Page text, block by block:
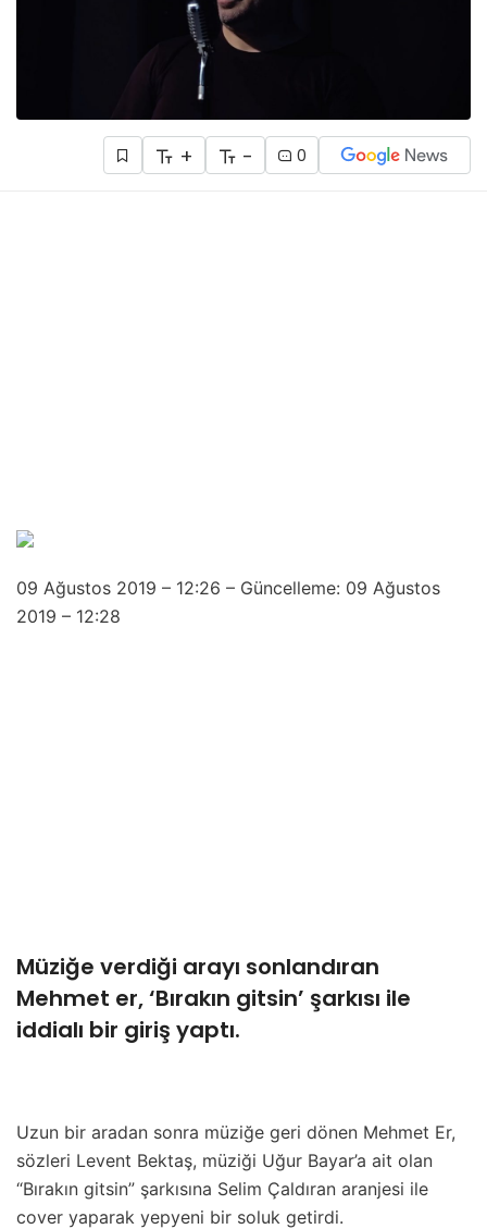
+ - 0
09 Ağustos 2019 – 12:26 – Güncelleme: 09 Ağustos
2019 – 12:28
Müziğe verdiği arayı sonlandıran
Mehmet er, ‘Bırakın gitsin’ şarkısı ile
iddialı bir giriş yaptı.
Uzun bir aradan sonra müziğe geri dönen Mehmet Er,
sözleri Levent Bektaş, müziği Uğur Bayar’a ait olan
“Bırakın gitsin” şarkısına Selim Çaldıran aranjesi ile
cover yaparak yepyeni bir soluk getirdi.